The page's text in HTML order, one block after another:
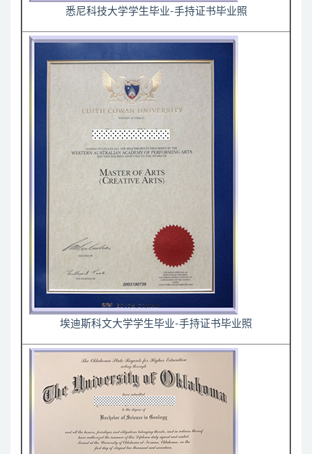
悉尼科技大学学生毕业-手持证书毕业照
埃迪斯科文大学学生毕业-手持证书毕业照